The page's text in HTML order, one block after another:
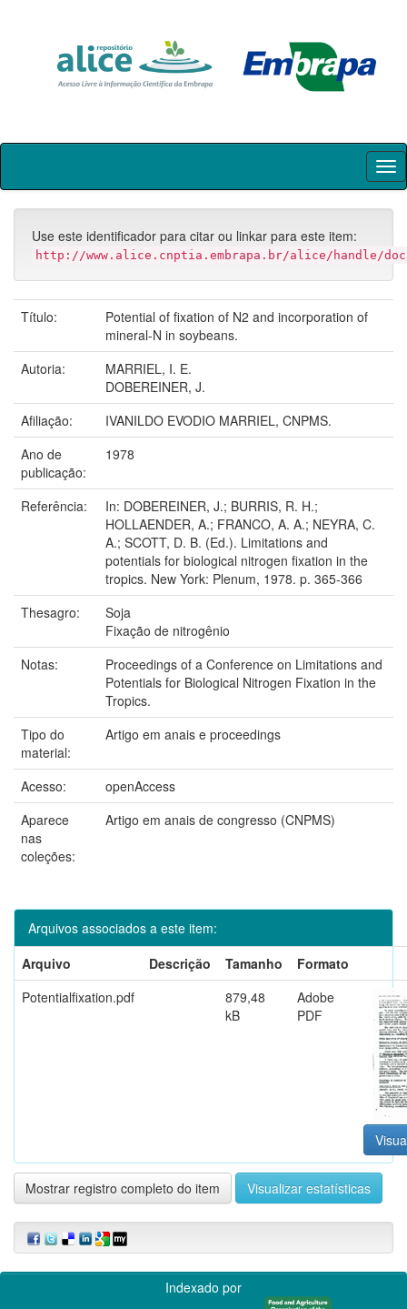
Skip
Use este identificador para citar ou linkar para este item:
http://www.alice.cnptia.embrapa.br/alice/handle/doc/
Título:
Potential of fixation of N2 and incorporation of
mineral-N in soybeans.
Autoria:
MARRIEL, I. E.
DOBEREINER, J.
Afiliação:
IVANILDO EVODIO MARRIEL, CNPMS.
Ano de
publicação:
1978
Referência:
In: DOBEREINER, J.; BURRIS, R. H.;
HOLLAENDER, A.; FRANCO, A. A.; NEYRA, C.
A.; SCOTT, D. B. (Ed.). Limitations and
potentials for biological nitrogen fixation in the
tropics. New York: Plenum, 1978. p. 365-366
Thesagro:
Soja
Fixação de nitrogênio
Notas:
Proceedings of a Conference on Limitations and
Potentials for Biological Nitrogen Fixation in the
Tropics.
Tipo do
material:
Artigo em anais e proceedings
Acesso:
openAccess
Aparece
nas
coleções:
Artigo em anais de congresso (CNPMS)
Arquivos associados a este item:
Arquivo
Descrição Tamanho
Formato
Potentialfixation.pdf
879,48
kB
Adobe
PDF
Mostrar registro completo do item Visualizar estatísticas
Indexado por